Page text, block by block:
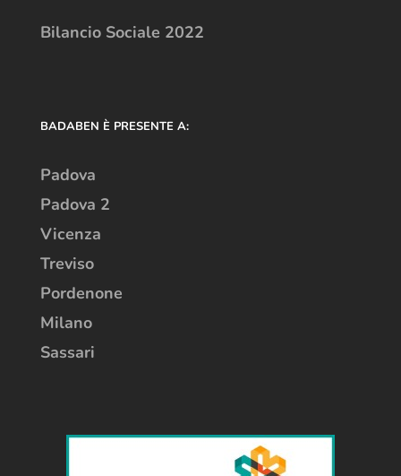
Bilancio Sociale 2022
BADABEN È PRESENTE A:
Padova
Padova 2
Vicenza
Treviso
Pordenone
Milano
Sassari